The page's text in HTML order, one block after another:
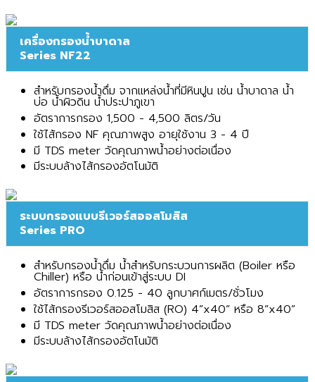
เครื่องกรองน้ำบาดาล
Series NF22
สำหรับกรองน้ำดื่ม จากแหล่งน้ำที่มีหินปูน เช่น น้ำบาดาล น้ำ
บ่อ น้ำผิวดิน น้ำประปาภูเขา
อัตราการกรอง 1,500 - 4,500 ลิตร/วัน
ใช้ไส้กรอง NF คุณภาพสูง อายุใช้งาน 3 - 4 ปี
มี TDS meter วัดคุณภาพน้ำอย่างต่อเนื่อง
มีระบบล้างไส้กรองอัตโนมัติ
ระบบกรองแบบรีเวอร์สออสโมสิส
Series PRO
สำหรับกรองน้ำดื่ม น้ำสำหรับกระบวนการผลิต (Boiler หรือ
Chiller) หรือ น้ำก่อนเข้าสู่ระบบ DI
อัตราการกรอง 0.125 - 40 ลูกบาศก์เมตร/ชั่วโมง
ใช้ไส้กรองรีเวอร์สออสโมสิส (RO) 4”x40” หรือ 8”x40”
มี TDS meter วัดคุณภาพน้ำอย่างต่อเนื่อง
มีระบบล้างไส้กรองอัตโนมัติ